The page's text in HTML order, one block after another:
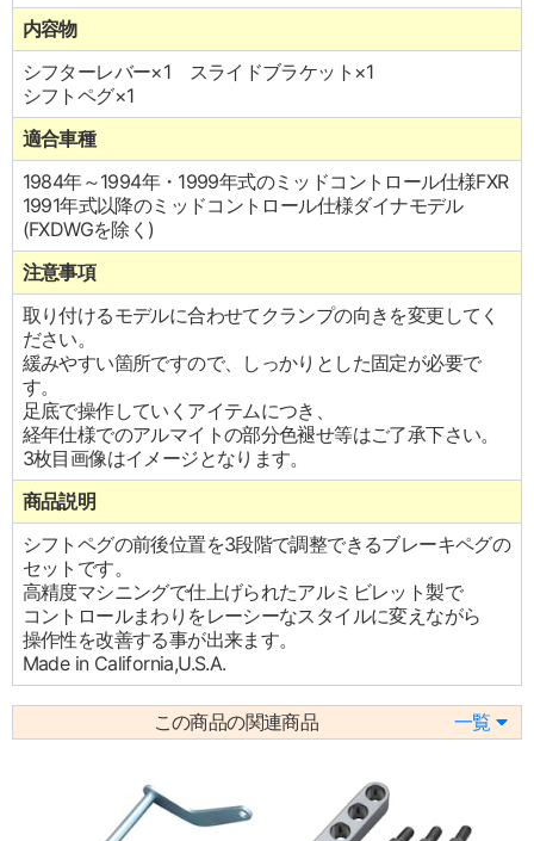
内容物
シフターレバー×1 スライドブラケット×1
シフトペグ×1
適合車種
1984年～1994年・1999年式のミッドコントロール仕様FXR
1991年式以降のミッドコントロール仕様ダイナモデル
(FXDWGを除く)
注意事項
取り付けるモデルに合わせてクランプの向きを変更してく
ださい。
緩みやすい箇所ですので、しっかりとした固定が必要で
す。
足底で操作していくアイテムにつき、
経年仕様でのアルマイトの部分色褪せ等はご了承下さい。
3枚目画像はイメージとなります。
商品説明
シフトペグの前後位置を3段階で調整できるブレーキペグの
セットです。
高精度マシニングで仕上げられたアルミビレット製で
コントロールまわりをレーシーなスタイルに変えながら
操作性を改善する事が出来ます。
Made in California,U.S.A.
この商品の関連商品 一覧